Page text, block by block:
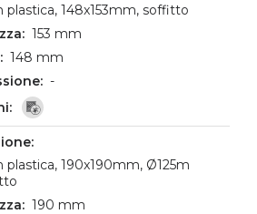
plastica, 148x153mm, soffitto
153 mm
148 mm
-
plastica, 190x190mm, Ø125m
190 mm